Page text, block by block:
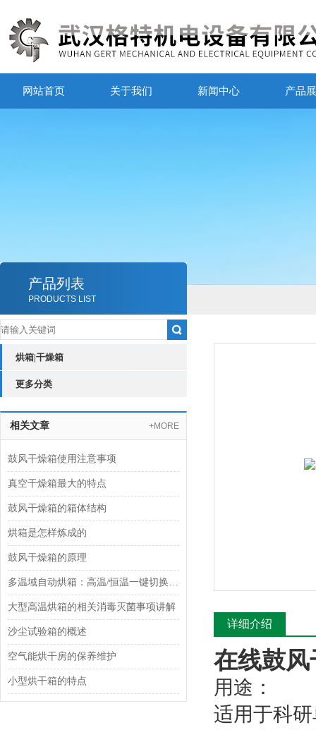
网站首页 关于我们 新闻中心 产品
产品列表
PRODUCTS LIST
烘箱|干燥箱
更多分类
相关文章 +MORE
鼓风干燥箱使用注意事项
真空干燥箱最大的特点
鼓风干燥箱的箱体结构
烘箱是怎样炼成的
鼓风干燥箱的原理
多温域自动烘箱：高温/恒温一键切换 适配多元场景 守护多种物料
大型高温烘箱的相关消毒灭菌事项讲解
沙尘试验箱的概述
空气能烘干房的保养维护
小型烘干箱的特点
详细介绍
在线鼓风
用途：
适用于科